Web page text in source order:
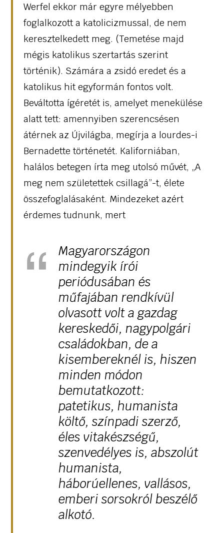
Werfel ekkor már egyre mélyebben
foglalkozott a katolicizmussal, de nem
keresztelkedett meg. (Temetése majd
mégis katolikus szertartás szerint
történik). Számára a zsidó eredet és a
katolikus hit egyformán fontos volt.
Beváltotta ígéretét is, amelyet menekülése
alatt tett: amennyiben szerencsésen
átérnek az Újvilágba, megírja a lourdes-i
Bernadette történetét. Kaliforniában,
halálos betegen írta meg utolsó művét, „A
meg nem születettek csillagá”-t, élete
összefoglalásaként. Mindezeket azért
érdemes tudnunk, mert
Magyarországon
mindegyik írói
periódusában és
műfajában rendkívül
olvasott volt a gazdag
kereskedői, nagypolgári
családokban, de a
kisembereknél is, hiszen
minden módon
bemutatkozott:
patetikus, humanista
költő, színpadi szerző,
éles vitakészségű,
szenvedélyes is, abszolút
humanista,
háborúellenes, vallásos,
emberi sorsokról beszélő
alkotó.